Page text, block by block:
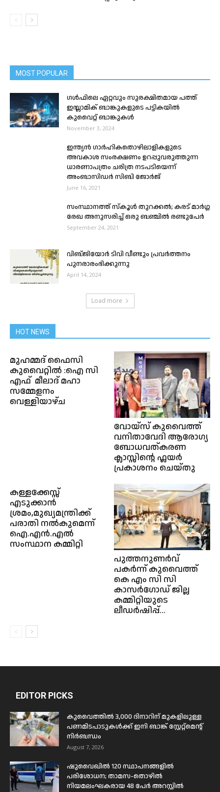
MOST POPULAR
ഗൾഫിലെ ഏറ്റവും സുരക്ഷിതമായ പത്ത്
ഇസ്ലാമിക് ബാങ്കുകളുടെ പട്ടികയിൽ
കുവൈറ്റ് ബാങ്കുകൾ
November 3, 2024
ഇന്ത്യൻ ഗാർഹികതൊഴിലാളികളുടെ
അവകാശ സംരക്ഷണം ഉറപ്പുവരുത്തുന്ന
ധാരണാപത്രം ചരിത്ര നടപടിയെന്ന്
അംബാസിഡർ സിബി ജോർജ്
June 16, 2021
സംസ്ഥാനത്ത് സ്കൂൾ തുറക്കൽ; കരട് മാർഗ്ഗ
രേഖ അനുസരിച്ച് ഒരു ബഞ്ചിൽ രണ്ടുപേർ
September 24, 2021
വിബ്ജിയോർ ടിവി വീണ്ടും പ്രവർത്തനം
പുനരാരംഭിക്കുന്നു
April 14, 2024
Load more
HOT NEWS
മുഹമ്മദ് ഫൈസി
കുവൈറ്റിൽ :ഐ സി
എഫ് മീലാദ് മഹാ
സമ്മേളനം
വെള്ളിയാഴ്ച
വോയ്സ് കുവൈത്ത്
വനിതാവേദി ആരോഗ്യ
ബോധവത്കരണ
ക്ലാസ്സിന്റെ ഫ്ലയർ
പ്രകാശനം ചെയ്തു
കള്ളക്കേസ്സ്
എടുക്കാൻ
ശ്രമം,മുഖ്യമന്ത്രിക്ക്
പരാതി നൽകുമെന്ന്
ഐ.എൻ.എൽ
സംസ്ഥാന കമ്മിറ്റി
പുത്തനുണർവ്
പകർന്ന് കുവൈത്ത്
കെ എം സി സി
കാസർഗോഡ് ജില്ല
കമ്മിറ്റിയുടെ
ലീഡർഷിപ്പ്...
EDITOR PICKS
കുവൈത്തിൽ 3,000 ദിനാറിന് മുകളിലുള്ള
പണമിടപാടുകൾക്ക് ഇനി ബാങ്ക് സ്റ്റേറ്റ്മെന്റ്
നിർബന്ധം
August 7, 2026
ഷുവൈഖിൽ 120 സ്ഥാപനങ്ങളിൽ
പരിശോധന; താമസ-തൊഴിൽ
നിയമലംഘകരായ 48 പേർ അറസ്റ്റിൽ